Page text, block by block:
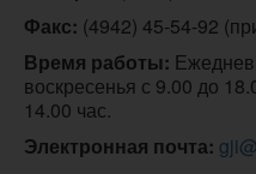
Факс: (4942) 45-54-92
Время работы:
воскресенья с 9.00 до
14.00 час.
Электронная почта: